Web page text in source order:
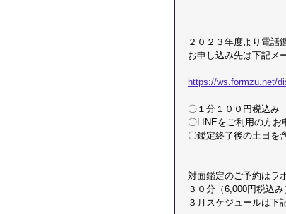
２０２３年度より電話
お申し込み先は下記メ
https://ws.formzu.net/
〇１分１００円税込み
〇LINEをご利用の方お
〇鑑定終了後の土日を
対面鑑定のご予約はラ
３０分（6,000円税込み
３月スケジュールは下